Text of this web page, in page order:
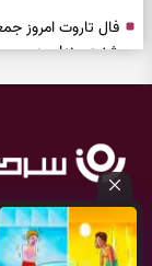
شنیدن ندای درون
دیدن ارزش
وقتی همه راه‌ها
آسان شدن فوری
نگه‌داشتن چیزهای
کلیه حقوق مادی
می‌باشد و هر گونه